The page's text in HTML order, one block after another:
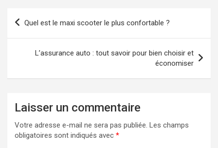
Navigation
de
Quel est le maxi scooter le plus confortable ?
L’assurance auto : tout savoir pour bien choisir et
économiser
Laisser un commentaire
Votre adresse e-mail ne sera pas publiée. Les champs
obligatoires sont indiqués avec *